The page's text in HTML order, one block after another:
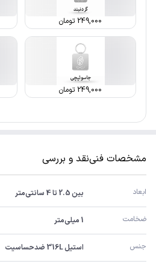
249,000 تومان
249,000 تومان
مشخصات فنینقد و بررسی
ابعاد بین 2.5 تا 4 سانتی‌متر
ضخامت 1 میلی‌متر
جنس استیل 316L ضدحساسیت